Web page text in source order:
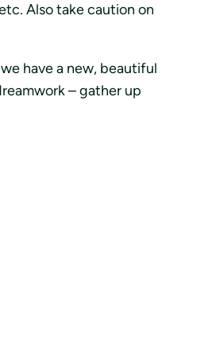
Also take caution on
have a new, beautiful
– gather up